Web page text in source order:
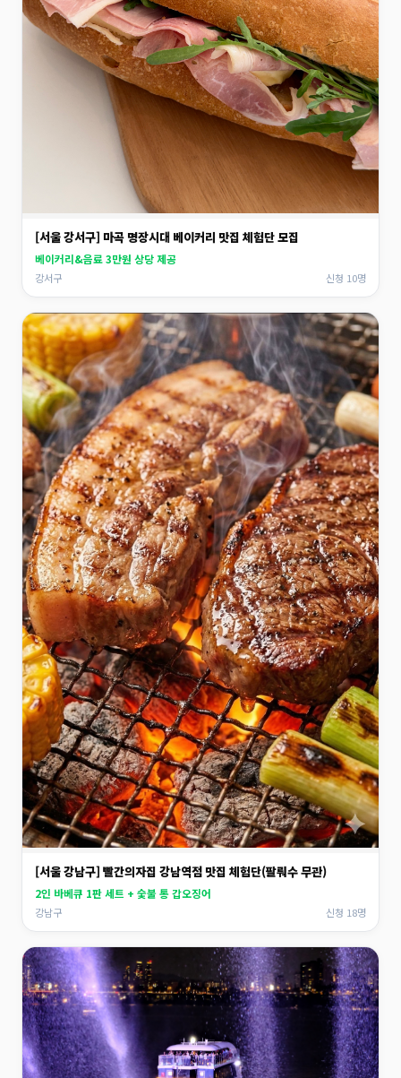
[서울 강서구] 마곡 명장시대 베이커리 맛집 체험단 모집
베이커리&음료 3만원 상당 제공
강서구 신청 10명
[서울 강남구] 빨간의자집 강남역점 맛집 체험단(팔뤄수 무관)
2인 바베큐 1판 세트 + 숯불 통 갑오징어
강남구 신청 18명